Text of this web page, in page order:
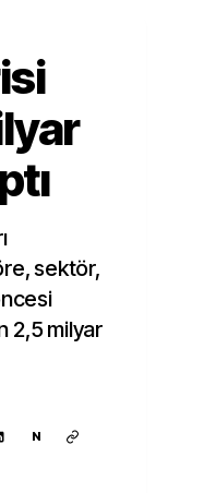
sektör,
2,5 milyar
N